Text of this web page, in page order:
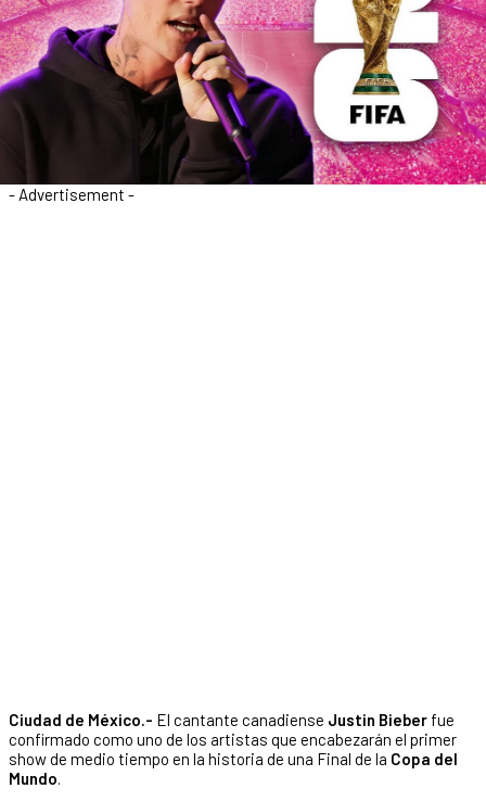
- Advertisement -
Ciudad de México.- El cantante canadiense Justin Bieber fue
confirmado como uno de los artistas que encabezarán el primer
show de medio tiempo en la historia de una Final de la Copa del
Mundo.